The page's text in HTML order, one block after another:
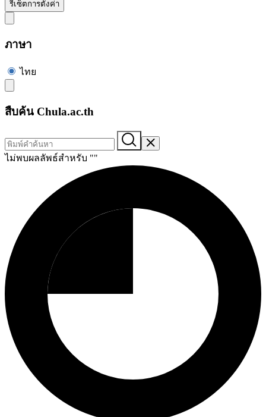
รีเซ็ตการตั้งค่า
ภาษา
ไทย
สืบค้น Chula.ac.th
ไม่พบผลลัพธ์สำหรับ ""